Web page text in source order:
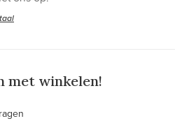
met winkelen!